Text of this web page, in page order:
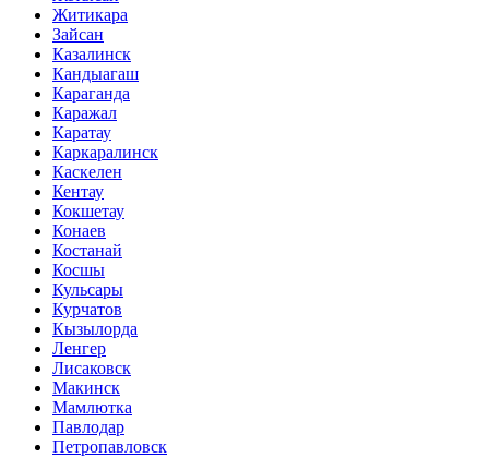
Житикара
Зайсан
Казалинск
Кандыагаш
Караганда
Каражал
Каратау
Каркаралинск
Каскелен
Кентау
Кокшетау
Конаев
Костанай
Косшы
Кульсары
Курчатов
Кызылорда
Ленгер
Лисаковск
Макинск
Мамлютка
Павлодар
Петропавловск